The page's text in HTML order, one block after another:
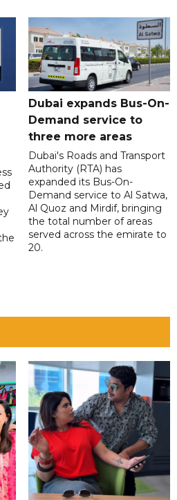
Dubai expands Bus-On-
Demand service to
three more areas
Dubai's Roads and Transport
Authority (RTA) has
expanded its Bus-On-
Demand service to Al Satwa,
Al Quoz and Mirdif, bringing
the total number of areas
served across the emirate to
20.